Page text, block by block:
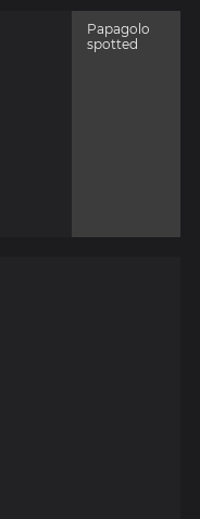
Papagolo
spotted